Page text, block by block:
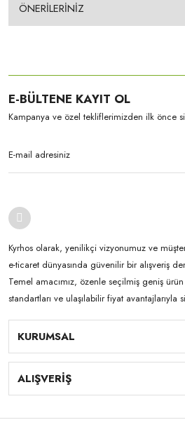
ÖNERİLERİNİZ
E-BÜLTENE KAYIT OL
Kampanya ve özel tekliflerimizden ilk önce
Kyrhos olarak, yenilikçi vizyonumuz ve
e-ticaret dünyasında güvenilir bir alışveriş
Temel amacımız, özenle seçilmiş geniş
standartları ve ulaşılabilir fiyat avantajlarıyla
KURUMSAL
ALIŞVERİŞ